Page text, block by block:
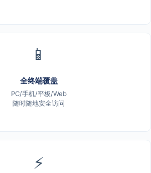
📱
全终端覆盖
PC/手机/平板/Web
随时随地安全访问
⚡